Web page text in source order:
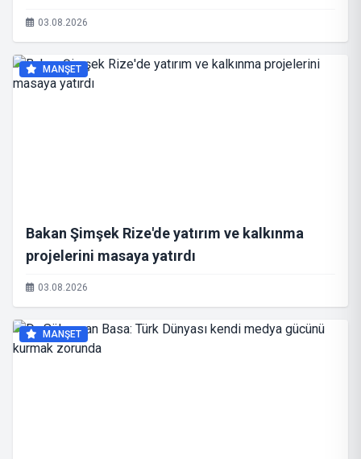
03.08.2026
MANŞET
Bakan Şimşek Rize'de yatırım ve kalkınma
projelerini masaya yatırdı
03.08.2026
MANŞET